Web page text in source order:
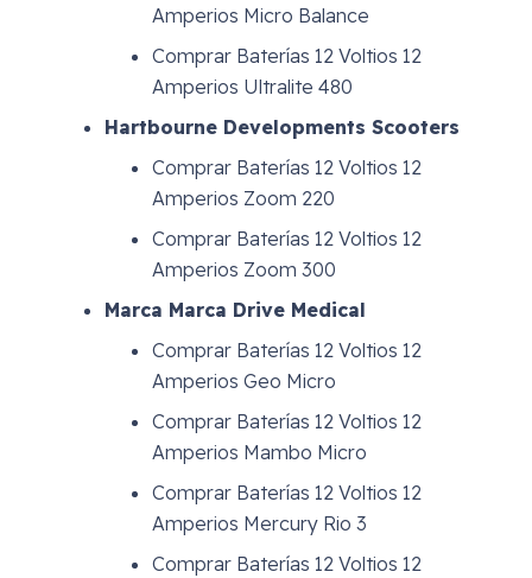
Amperios Micro Balance
Comprar Baterías 12 Voltios 12
Amperios Ultralite 480
Hartbourne Developments Scooters
Comprar Baterías 12 Voltios 12
Amperios Zoom 220
Comprar Baterías 12 Voltios 12
Amperios Zoom 300
Marca Marca Drive Medical
Comprar Baterías 12 Voltios 12
Amperios Geo Micro
Comprar Baterías 12 Voltios 12
Amperios Mambo Micro
Comprar Baterías 12 Voltios 12
Amperios Mercury Rio 3
Comprar Baterías 12 Voltios 12